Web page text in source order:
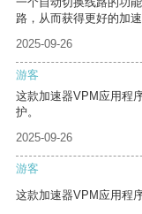
路，从而获得更好的加速
2025-09-26
游客
这款加速器VPM应用程
护。
2025-09-26
游客
这款加速器VPM应用程